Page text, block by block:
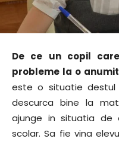
De ce un copil
probleme la o
este o situatie destul
descurca bine la
ajunge in situatia de
scolar. Sa fie vina